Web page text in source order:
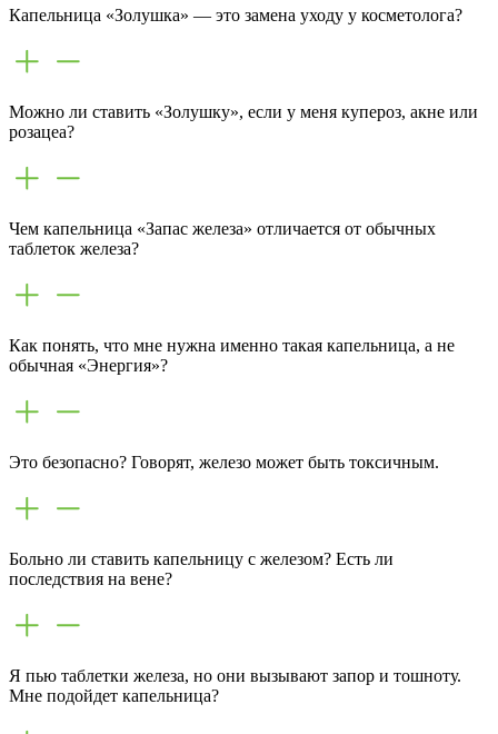
Капельница «Золушка» — это замена уходу у косметолога?
Можно ли ставить «Золушку», если у меня купероз, акне или
розацеа?
Чем капельница «Запас железа» отличается от обычных
таблеток железа?
Как понять, что мне нужна именно такая капельница, а не
обычная «Энергия»?
Это безопасно? Говорят, железо может быть токсичным.
Больно ли ставить капельницу с железом? Есть ли
последствия на вене?
Я пью таблетки железа, но они вызывают запор и тошноту.
Мне подойдет капельница?